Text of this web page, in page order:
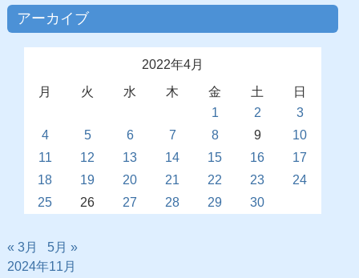
アーカイブ
2022年4月
月
火 水 木 金 土
日
1
2
3
4
5 6 7 8 9
10
11
12 13 14 15 16
17
18
19 20 21 22 23
24
25
26 27 28 29 30
« 3月
5月 »
2024年11月